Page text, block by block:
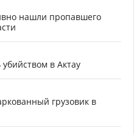
нашли пропавшего
в Актау
грузовик в